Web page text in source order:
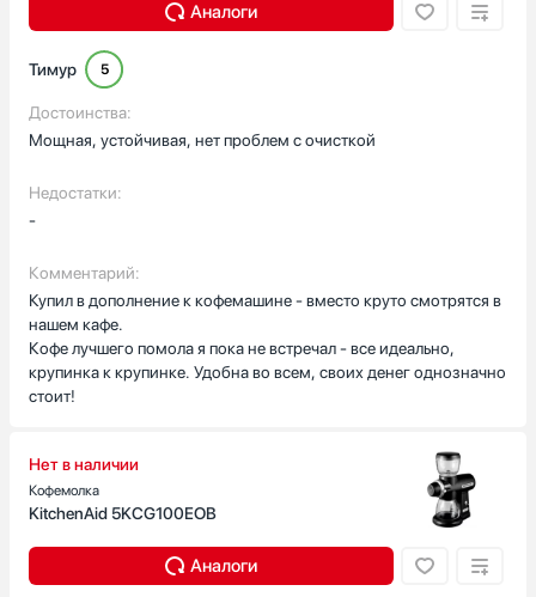
Аналоги
Тимур 5
Достоинства:
Мощная, устойчивая, нет проблем с очисткой
Недостатки:
-
Комментарий:
Купил в дополнение к кофемашине - вместо круто смотрятся в
нашем кафе.
Кофе лучшего помола я пока не встречал - все идеально,
крупинка к крупинке. Удобна во всем, своих денег однозначно
стоит!
Нет в наличии
Кофемолка
KitchenAid 5KCG100EOB
Аналоги